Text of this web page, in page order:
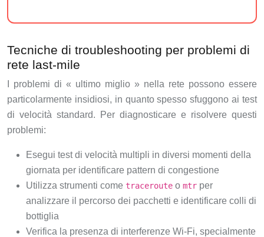
Tecniche di troubleshooting per problemi di
rete last-mile
I problemi di « ultimo miglio » nella rete possono essere
particolarmente insidiosi, in quanto spesso sfuggono ai test
di velocità standard. Per diagnosticare e risolvere questi
problemi:
Esegui test di velocità multipli in diversi momenti della
giornata per identificare pattern di congestione
Utilizza strumenti come traceroute o mtr per
analizzare il percorso dei pacchetti e identificare colli di
bottiglia
Verifica la presenza di interferenze Wi-Fi, specialmente